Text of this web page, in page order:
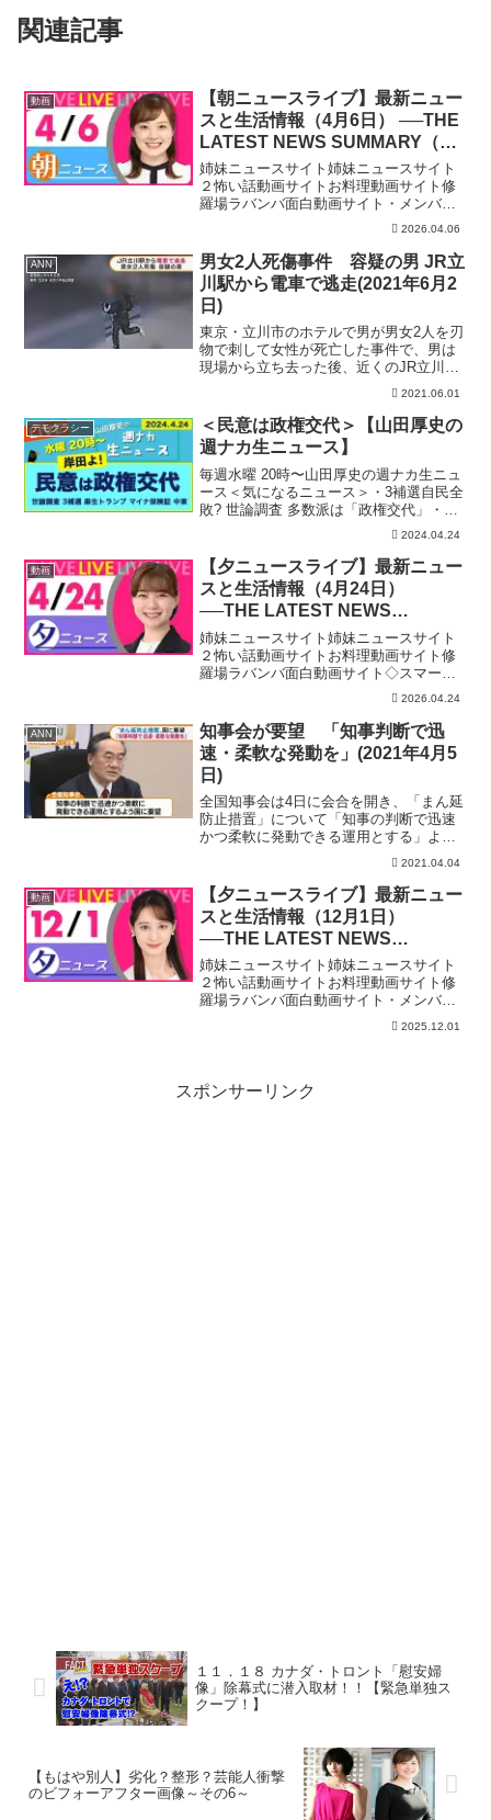
関連記事
動画
【朝ニュースライブ】最新ニュー
スと生活情報（4月6日） ──THE
LATEST NEWS SUMMARY（日
テレNEWS LIVE）
姉妹ニュースサイト姉妹ニュースサイト
２怖い話動画サイトお料理動画サイト修
羅場ラバンバ面白動画サイト・メンバー
シップ「日テレNEWSクラブ」始まりま
ステータスアップしていくバッジ特典
や、ライブ配信のチャ...
2026.04.06
ANN
男女2人死傷事件 容疑の男 JR立
川駅から電車で逃走(2021年6月2
日)
東京・立川市のホテルで男が男女2人を刃
物で刺して女性が死亡した事件で、男は
現場から立ち去った後、近くのJR立川駅
から電車で逃走したことが分かりまし
た。 1日、立川市曙町のホテルで30代と
みられる女性と20代の男性が男に刃物で
刺されて女性は死...
2021.06.01
デモクラシー
＜民意は政権交代＞【山田厚史の
週ナカ生ニュース】
毎週水曜 20時〜山田厚史の週ナカ生ニュ
ース＜気になるニュース＞・3補選自民全
敗? 世論調査 多数派は「政権交代」・万
博いよいよカオス 維新に翳り、それでも
IRに銀行団5300億・マイナ保険証12月絶
対廃止! 使わぬ医療機関を密告?・政治
資...
2024.04.24
動画
【夕ニュースライブ】最新ニュー
スと生活情報（4月24日）
──THE LATEST NEWS
SUMMARY（日テレNEWS
LIVE）
姉妹ニュースサイト姉妹ニュースサイト
２怖い話動画サイトお料理動画サイト修
羅場ラバンバ面白動画サイト◇スマート
フォンアプリ「日テレNEWS NNN」24時
く報道番組へ参加する機能を実装してい
ます。上記リ...
2026.04.24
ANN
知事会が要望 「知事判断で迅
速・柔軟な発動を」(2021年4月5
日)
全国知事会は4日に会合を開き、「まん延
防止措置」について「知事の判断で迅速
かつ柔軟に発動できる運用とする」よう
国に要望しました。 さらに、変異ウイ
ルスについては「全数検査を目標とし、
知見を共有する」よう求めています。
2021.04.04
動画
【夕ニュースライブ】最新ニュー
スと生活情報（12月1日）
──THE LATEST NEWS
SUMMARY（日テレNEWS
LIVE）
姉妹ニュースサイト姉妹ニュースサイト
２怖い話動画サイトお料理動画サイト修
羅場ラバンバ面白動画サイト・メンバー
シップ「日テレNEWSクラブ」始まりま
した月額290円で所属歴に応じ色が変化し
2025.12.01
スポンサーリンク
１１．１８ カナダ・トロント「慰安婦
像」除幕式に潜入取材！！【緊急単独ス
クープ！】
【もはや別人】劣化？整形？芸能人衝撃
のビフォーアフター画像～その6～